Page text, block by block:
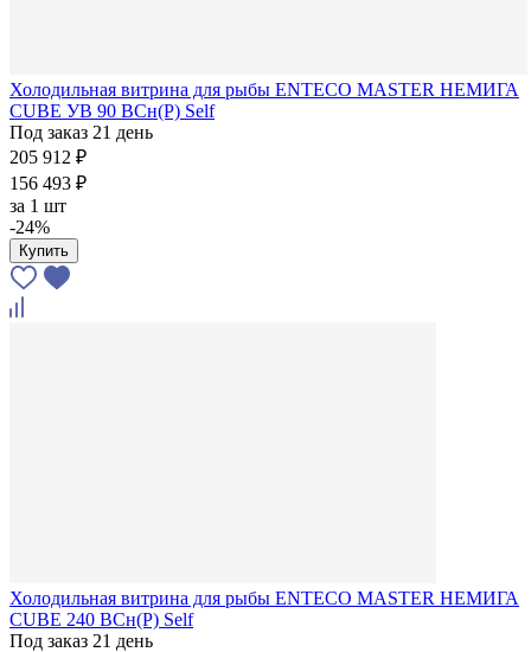
Холодильная витрина для рыбы ENTECO MASTER НЕМИГА
CUBE УВ 90 ВСн(Р) Self
Под заказ 21 день
205 912 ₽
156 493 ₽
за 1 шт
-24%
Купить
Холодильная витрина для рыбы ENTECO MASTER НЕМИГА
CUBE 240 ВСн(Р) Self
Под заказ 21 день